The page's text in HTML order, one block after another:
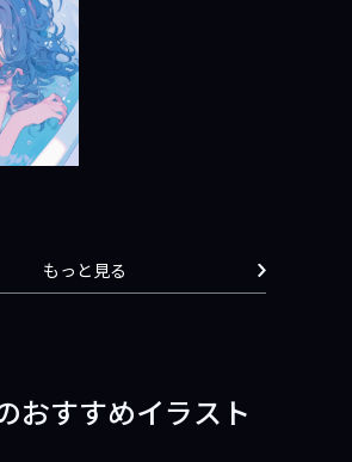
もっと見る
おすすめイラスト